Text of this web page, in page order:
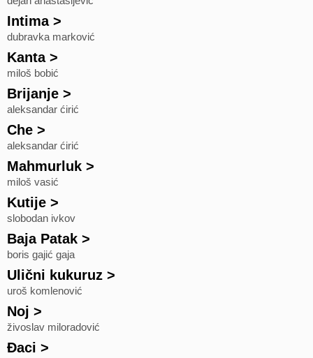
Intima>
dubravka marković
Kanta>
miloš bobić
Brijanje >
aleksandar ćirić
Che >
aleksandar ćirić
Mahmurluk >
miloš vasić
Kutije >
slobodan ivkov
Baja Patak >
boris gajić gaja
Ulični kukuruz >
uroš komlenović
Noj >
živoslav miloradović
Đaci >